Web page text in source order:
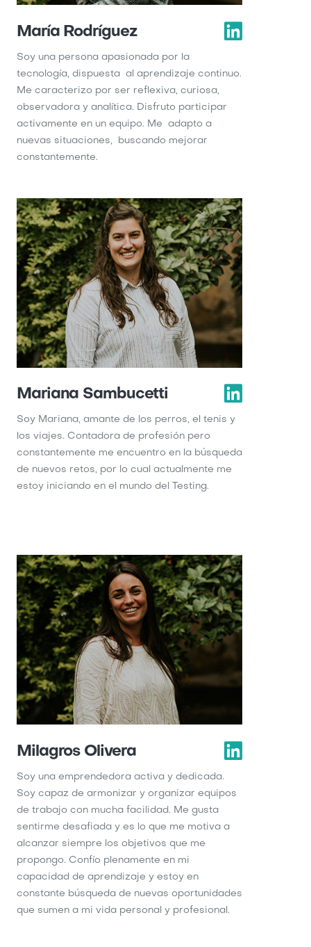
María Rodríguez
Soy una persona apasionada por la
tecnología, dispuesta al aprendizaje continuo.
Me caracterizo por ser reflexiva, curiosa,
observadora y analítica. Disfruto participar
activamente en un equipo. Me adapto a
nuevas situaciones, buscando mejorar
constantemente.
Mariana Sambucetti
Soy Mariana, amante de los perros, el tenis y
los viajes. Contadora de profesión pero
constantemente me encuentro en la búsqueda
de nuevos retos, por lo cual actualmente me
estoy iniciando en el mundo del Testing.
Milagros Olivera
Soy una emprendedora activa y dedicada.
Soy capaz de armonizar y organizar equipos
de trabajo con mucha facilidad. Me gusta
sentirme desafiada y es lo que me motiva a
alcanzar siempre los objetivos que me
propongo. Confío plenamente en mi
capacidad de aprendizaje y estoy en
constante búsqueda de nuevas oportunidades
que sumen a mi vida personal y profesional.